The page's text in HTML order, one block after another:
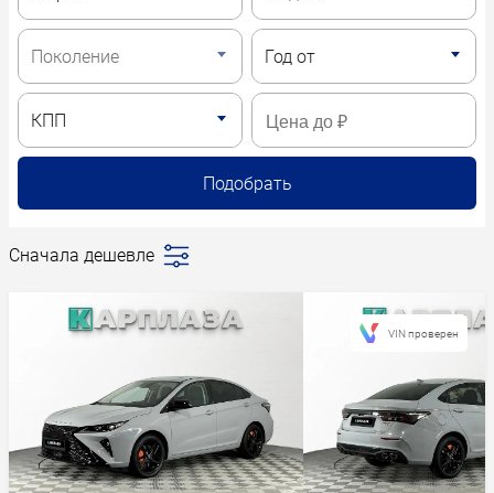
Сначала дешевле
Сначала дешевле
Год новее
Год старше
VIN проверен
Подобрать